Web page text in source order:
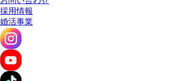
採用情報
婚活事業